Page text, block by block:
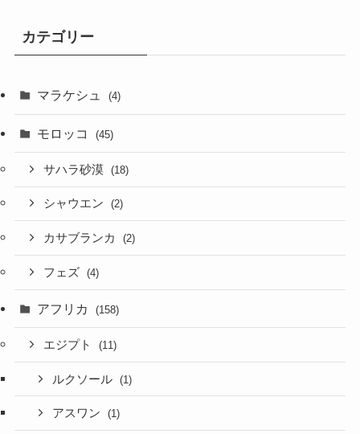
カテゴリー
マラケシュ (4)
モロッコ (45)
サハラ砂漠 (18)
シャウエン (2)
カサブランカ (2)
フェズ (4)
アフリカ (158)
エジプト (11)
ルクソール (1)
アスワン (1)